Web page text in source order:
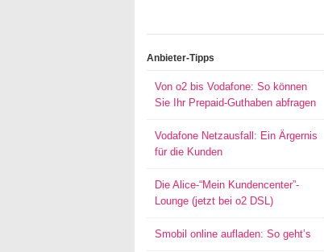
Anbieter-Tipps
Von o2 bis Vodafone: So können
Sie Ihr Prepaid-Guthaben abfragen
Vodafone Netzausfall: Ein Ärgernis
für die Kunden
Die Alice-“Mein Kundencenter”-
Lounge (jetzt bei o2 DSL)
Smobil online aufladen: So geht’s